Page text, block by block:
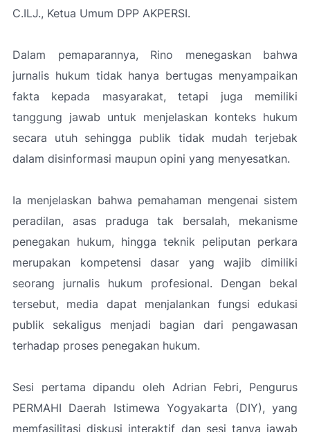
C.ILJ., Ketua Umum DPP AKPERSI.
Dalam pemaparannya, Rino menegaskan bahwa
jurnalis hukum tidak hanya bertugas menyampaikan
fakta kepada masyarakat, tetapi juga memiliki
tanggung jawab untuk menjelaskan konteks hukum
secara utuh sehingga publik tidak mudah terjebak
dalam disinformasi maupun opini yang menyesatkan.
Ia menjelaskan bahwa pemahaman mengenai sistem
peradilan, asas praduga tak bersalah, mekanisme
penegakan hukum, hingga teknik peliputan perkara
merupakan kompetensi dasar yang wajib dimiliki
seorang jurnalis hukum profesional. Dengan bekal
tersebut, media dapat menjalankan fungsi edukasi
publik sekaligus menjadi bagian dari pengawasan
terhadap proses penegakan hukum.
Sesi pertama dipandu oleh Adrian Febri, Pengurus
PERMAHI Daerah Istimewa Yogyakarta (DIY), yang
memfasilitasi diskusi interaktif dan sesi tanya jawab